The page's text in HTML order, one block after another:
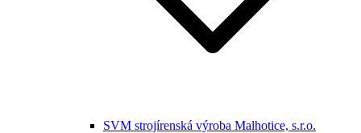
SVM strojírenská výroba Malhotice, s.r.o.